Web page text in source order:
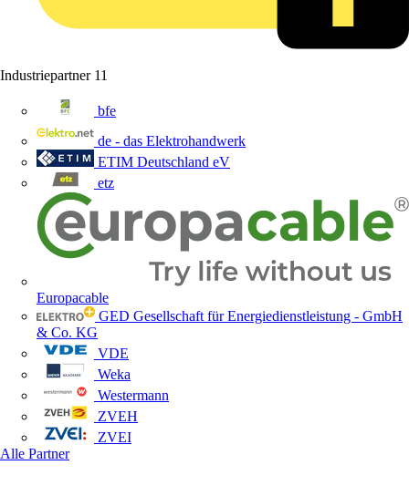
Industriepartner 11
bfe
de - das Elektrohandwerk
ETIM Deutschland eV
etz
Europacable
GED Gesellschaft für Energiedienstleistung - GmbH
& Co. KG
VDE
Weka
Westermann
ZVEH
ZVEI
Alle Partner